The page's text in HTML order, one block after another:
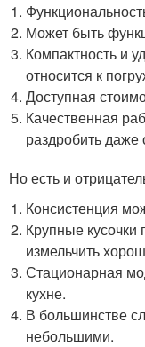
Может быть
Компактность и
относится к
Доступная
Качественная
раздробить даже
Но есть и
Консистенция
Крупные кусочки
измельчить
Стационарная
кухне.
В большинстве
небольшими.